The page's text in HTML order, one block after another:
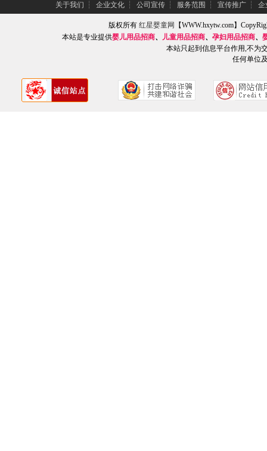
关于我们 ┆ 企业文化 ┆ 公司宣传 ┆ 服务范围 ┆ 宣传推广 ┆ 企
版权所有红星婴童网
【WWW.hxytw.com】
本站是专业提供婴儿用品招商、 儿童用品招商、 孕妇用品招商、
本站只起到信息平台作用,不为
任何单位